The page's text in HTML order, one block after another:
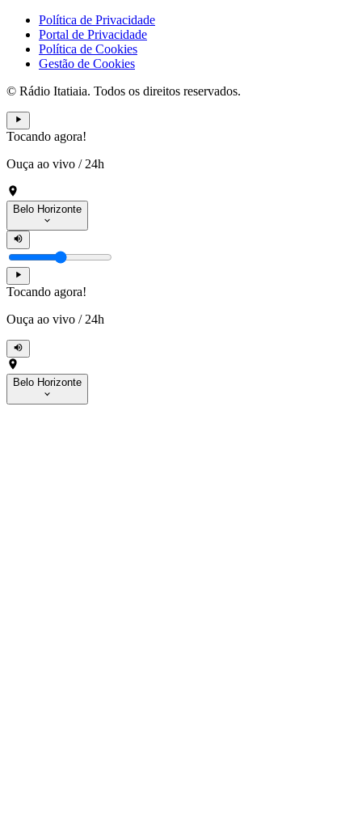
Política de Privacidade
Portal de Privacidade
Política de Cookies
Gestão de Cookies
© Rádio Itatiaia. Todos os direitos reservados.
Tocando agora!
Ouça ao vivo / 24h
Belo Horizonte
Tocando agora!
Ouça ao vivo / 24h
Belo Horizonte